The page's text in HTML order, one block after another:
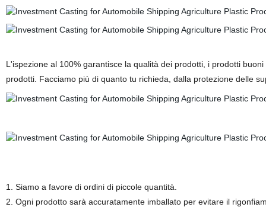
L'ispezione al 100% garantisce la qualità dei prodotti, i prodotti
prodotti. Facciamo più di quanto tu richieda, dalla protezione delle
1. Siamo a favore di ordini di piccole quantità.
2. Ogni prodotto sarà accuratamente imballato per evitare il